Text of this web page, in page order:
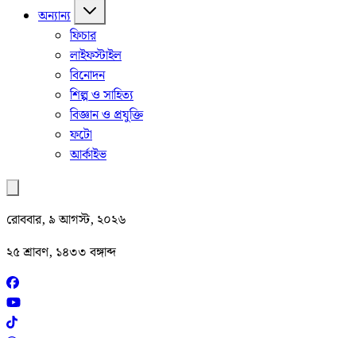
অন্যান্য
ফিচার
লাইফস্টাইল
বিনোদন
শিল্প ও সাহিত্য
বিজ্ঞান ও প্রযুক্তি
ফটো
আর্কাইভ
রোববার, ৯ আগস্ট, ২০২৬
২৫ শ্রাবণ, ১৪৩৩ বঙ্গাব্দ